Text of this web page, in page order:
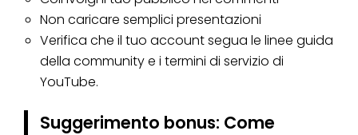
Non caricare semplici presentazioni
Verifica che il tuo account segua le linee guida
della community e i termini di servizio di
YouTube.
Suggerimento bonus: Come